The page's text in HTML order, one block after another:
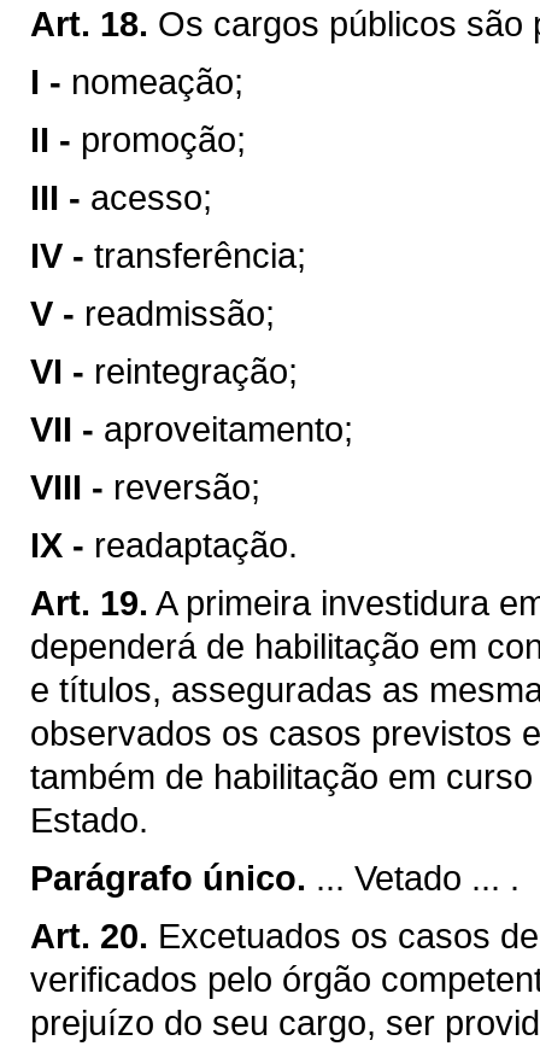
Art. 18. Os cargos públicos são
I - nomeação;
II - promoção;
III - acesso;
IV - transferência;
V - readmissão;
VI - reintegração;
VII - aproveitamento;
VIII - reversão;
IX - readaptação.
Art. 19. A primeira investidura
dependerá de habilitação em
e títulos, asseguradas as
observados os casos previstos
também de habilitação em
Estado.
Parágrafo único. ... Vetado ... .
Art. 20. Excetuados os casos
verificados pelo órgão
prejuízo do seu cargo, ser